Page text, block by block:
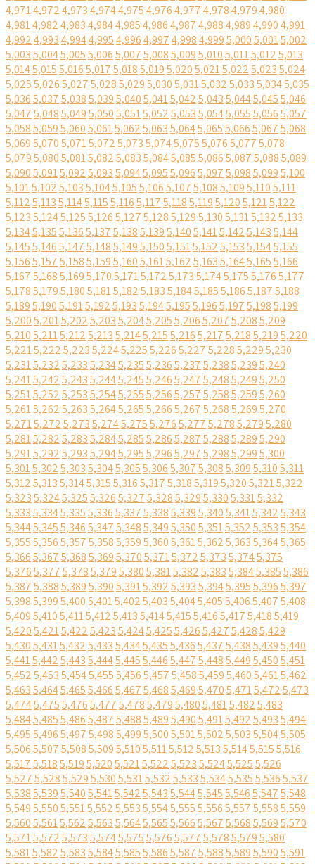
4,9714,9724,9734,9744,9754,9764,9774,9784,9794,980
4,9814,9824,9834,9844,9854,9864,9874,9884,9894,9904,991
4,9924,9934,9944,9954,9964,9974,9984,9995,0005,0015,002
5,0035,0045,0055,0065,0075,0085,0095,0105,0115,0125,013
5,0145,0155,0165,0175,0185,0195,0205,0215,0225,0235,024
5,0255,0265,0275,0285,0295,0305,0315,0325,0335,0345,035
5,0365,0375,0385,0395,0405,0415,0425,0435,0445,0455,046
5,0475,0485,0495,0505,0515,0525,0535,0545,0555,0565,057
5,0585,0595,0605,0615,0625,0635,0645,0655,0665,0675,068
5,0695,0705,0715,0725,0735,0745,0755,0765,0775,078
5,0795,0805,0815,0825,0835,0845,0855,0865,0875,0885,089
5,0905,0915,0925,0935,0945,0955,0965,0975,0985,0995,100
5,1015,1025,1035,1045,1055,1065,1075,1085,1095,1105,111
5,1125,1135,1145,1155,1165,1175,1185,1195,1205,1215,122
5,1235,1245,1255,1265,1275,1285,1295,1305,1315,1325,133
5,1345,1355,1365,1375,1385,1395,1405,1415,1425,1435,144
5,1455,1465,1475,1485,1495,1505,1515,1525,1535,1545,155
5,1565,1575,1585,1595,1605,1615,1625,1635,1645,1655,166
5,1675,1685,1695,1705,1715,1725,1735,1745,1755,1765,177
5,1785,1795,1805,1815,1825,1835,1845,1855,1865,1875,188
5,1895,1905,1915,1925,1935,1945,1955,1965,1975,1985,199
5,2005,2015,2025,2035,2045,2055,2065,2075,2085,209
5,2105,2115,2125,2135,2145,2155,2165,2175,2185,2195,220
5,2215,2225,2235,2245,2255,2265,2275,2285,2295,230
5,2315,2325,2335,2345,2355,2365,2375,2385,2395,240
5,2415,2425,2435,2445,2455,2465,2475,2485,2495,250
5,2515,2525,2535,2545,2555,2565,2575,2585,2595,260
5,2615,2625,2635,2645,2655,2665,2675,2685,2695,270
5,2715,2725,2735,2745,2755,2765,2775,2785,2795,280
5,2815,2825,2835,2845,2855,2865,2875,2885,2895,290
5,2915,2925,2935,2945,2955,2965,2975,2985,2995,300
5,3015,3025,3035,3045,3055,3065,3075,3085,3095,3105,311
5,3125,3135,3145,3155,3165,3175,3185,3195,3205,3215,322
5,3235,3245,3255,3265,3275,3285,3295,3305,3315,332
5,3335,3345,3355,3365,3375,3385,3395,3405,3415,3425,343
5,3445,3455,3465,3475,3485,3495,3505,3515,3525,3535,354
5,3555,3565,3575,3585,3595,3605,3615,3625,3635,3645,365
5,3665,3675,3685,3695,3705,3715,3725,3735,3745,375
5,3765,3775,3785,3795,3805,3815,3825,3835,3845,3855,386
5,3875,3885,3895,3905,3915,3925,3935,3945,3955,3965,397
5,3985,3995,4005,4015,4025,4035,4045,4055,4065,4075,408
5,4095,4105,4115,4125,4135,4145,4155,4165,4175,4185,419
5,4205,4215,4225,4235,4245,4255,4265,4275,4285,429
5,4305,4315,4325,4335,4345,4355,4365,4375,4385,4395,440
5,4415,4425,4435,4445,4455,4465,4475,4485,4495,4505,451
5,4525,4535,4545,4555,4565,4575,4585,4595,4605,4615,462
5,4635,4645,4655,4665,4675,4685,4695,4705,4715,4725,473
5,4745,4755,4765,4775,4785,4795,4805,4815,4825,483
5,4845,4855,4865,4875,4885,4895,4905,4915,4925,4935,494
5,4955,4965,4975,4985,4995,5005,5015,5025,5035,5045,505
5,5065,5075,5085,5095,5105,5115,5125,5135,5145,5155,516
5,5175,5185,5195,5205,5215,5225,5235,5245,5255,526
5,5275,5285,5295,5305,5315,5325,5335,5345,5355,5365,537
5,5385,5395,5405,5415,5425,5435,5445,5455,5465,5475,548
5,5495,5505,5515,5525,5535,5545,5555,5565,5575,5585,559
5,5605,5615,5625,5635,5645,5655,5665,5675,5685,5695,570
5,5715,5725,5735,5745,5755,5765,5775,5785,5795,580
5,5815,5825,5835,5845,5855,5865,5875,5885,5895,5905,591